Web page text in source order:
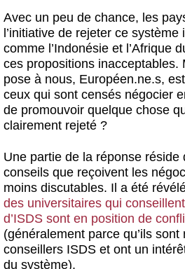
Avec un peu de chance, les
l’initiative de rejeter ce système
comme l’Indonésie et l’Afrique
ces propositions inacceptables.
pose à nous, Européen.ne.s,
ceux qui sont censés négocier
de promouvoir quelque chose
clairement rejeté ?
Une partie de la réponse réside
conseils que reçoivent les
moins discutables. Il a été
des universitaires qui
d’ISDS sont en position de
(généralement parce qu’ils
conseillers ISDS et ont un
du système).